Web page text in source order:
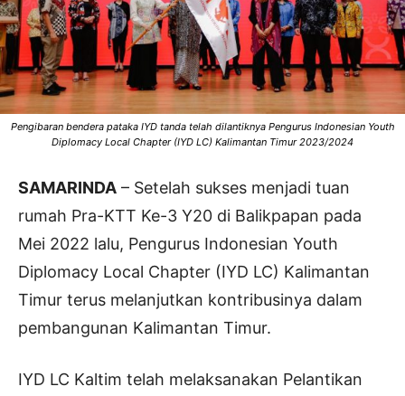
Pengibaran bendera pataka IYD tanda telah dilantiknya Pengurus Indonesian Youth
Diplomacy Local Chapter (IYD LC) Kalimantan Timur 2023/2024
SAMARINDA – Setelah sukses menjadi tuan
rumah Pra-KTT Ke-3 Y20 di Balikpapan pada
Mei 2022 lalu, Pengurus Indonesian Youth
Diplomacy Local Chapter (IYD LC) Kalimantan
Timur terus melanjutkan kontribusinya dalam
pembangunan Kalimantan Timur.
IYD LC Kaltim telah melaksanakan Pelantikan